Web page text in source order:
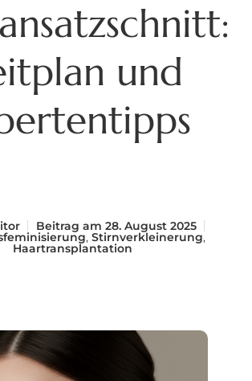
und
Beitrag am 28. August 2025
, Stirnverkleinerung,
Haartransplantation